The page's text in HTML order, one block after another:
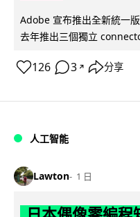
Adobe 宣布推出全新統一
去年推出三個獨立
126 3 ↗ 分享
人工智能
Lawton 1 日